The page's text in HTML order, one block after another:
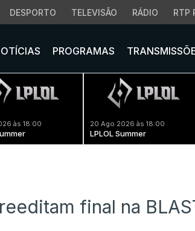
DESPORTO TELEVISÃO RÁDIO RTP
PROGRAMAS
às 18:00 20 Ago 2026 às 18:00
LPLOL Summer
final na